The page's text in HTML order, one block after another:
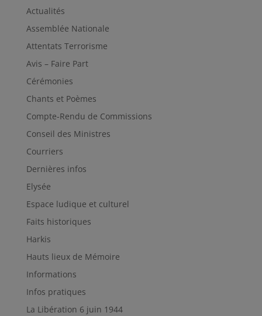
Actualités
Assemblée Nationale
Attentats Terrorisme
Avis – Faire Part
Cérémonies
Chants et Poèmes
Compte-Rendu de Commissions
Conseil des Ministres
Courriers
Dernières infos
Elysée
Espace ludique et culturel
Faits historiques
Harkis
Hauts lieux de Mémoire
Informations
Infos pratiques
La Libération 6 juin 1944